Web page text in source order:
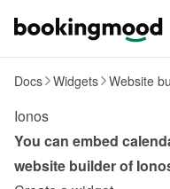
Docs Widgets Website
Ionos
You can embed
website builder of